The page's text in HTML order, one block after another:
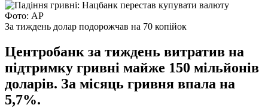
Фото: AP
За тиждень долар подорожчав на 70 копійок
Центробанк за тиждень витратив на
підтримку гривні майже 150 мільйонів
доларів. За місяць гривня впала на
5,7%.